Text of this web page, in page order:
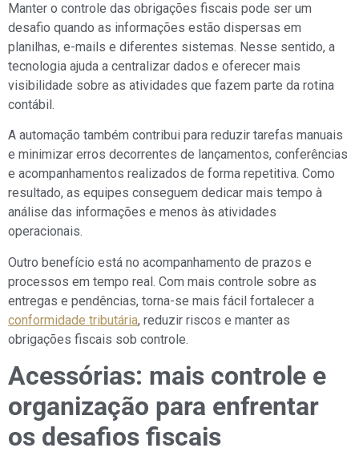
Manter o controle das obrigações fiscais pode ser um
desafio quando as informações estão dispersas em
planilhas, e-mails e diferentes sistemas. Nesse sentido, a
tecnologia ajuda a centralizar dados e oferecer mais
visibilidade sobre as atividades que fazem parte da rotina
contábil.
A automação também contribui para reduzir tarefas manuais
e minimizar erros decorrentes de lançamentos, conferências
e acompanhamentos realizados de forma repetitiva. Como
resultado, as equipes conseguem dedicar mais tempo à
análise das informações e menos às atividades
operacionais.
Outro benefício está no acompanhamento de prazos e
processos em tempo real. Com mais controle sobre as
entregas e pendências, torna-se mais fácil fortalecer a
conformidade tributária, reduzir riscos e manter as
obrigações fiscais sob controle.
Acessórias: mais controle e
organização para enfrentar
os desafios fiscais